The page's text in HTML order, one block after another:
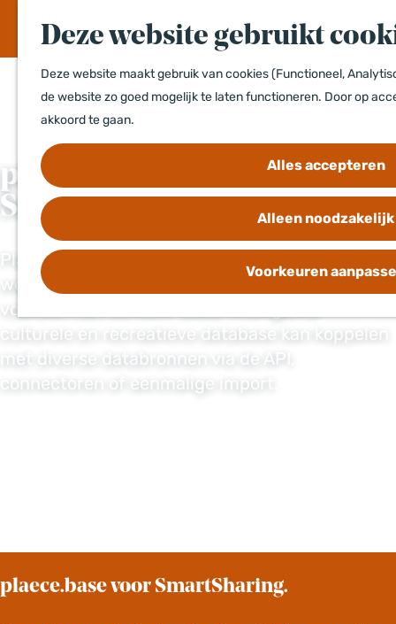
Deze website gebruikt
Deze website maakt gebruik van cookies (Functioneel,
de website zo goed mogelijk te laten functioneren. Door op
akkoord te gaan.
Alles accepteren
Alleen noodzakelijk
Voorkeuren
a
h
o
m
a
plaece.base:
Smart. Simple. Superior.
Plaece.base is de rijke contenthub die meerdere
websites in de regio of partnernetwerk kan
voorzien van content. Deze intelligente
culturele en recreatieve database kan koppelen
met diverse databronnen via de API,
connectoren of eenmalige import.
plaece.base voor SmartSharing.